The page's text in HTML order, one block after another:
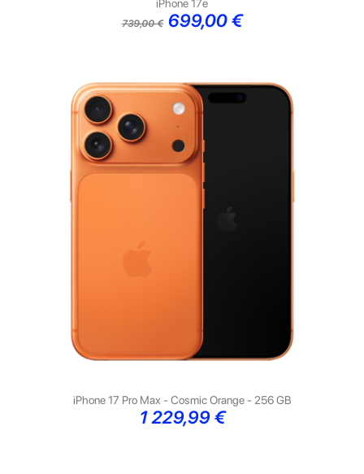
iPhone 17e
Preço
739,00 € Preço
699,00 €
iPhone 17 Pro Max - Cosmic Orange - 256 GB
Preço
1 229,99 €